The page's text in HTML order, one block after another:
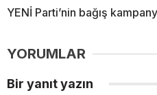
YENİ Parti’nin bağış
YORUMLAR
Bir yanıt yazın